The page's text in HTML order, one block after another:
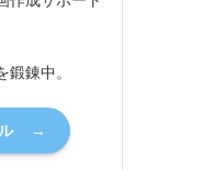
錬中。
ル →